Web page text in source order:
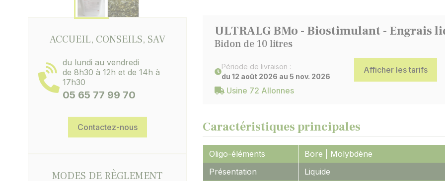
ACCUEIL, CONSEILS, SAV
du lundi au vendredi
de 8h30 à 12h et de 14h à
17h30
05 65 77 99 70
Contactez-nous
MODES DE RÈGLEMENT
ULTRALG BMo - Biostimulant - Engrais
Bidon de 10 litres
Période de livraison :
du 12 août 2026 au 5 nov. 2026
Afficher les tarifs
Usine 72 Allonnes
Caractéristiques principales
Oligo-éléments
Bore | Molybdène
Présentation
Liquide